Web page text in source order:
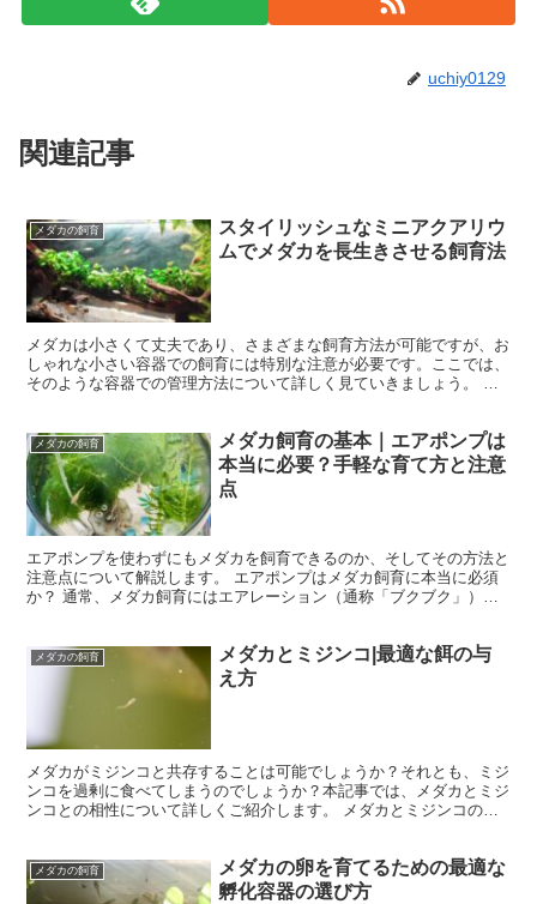
uchiy0129
関連記事
メダカの飼育
スタイリッシュなミニアクアリウ
ムでメダカを長生きさせる飼育法
メダカは小さくて丈夫であり、さまざまな飼育方法が可能ですが、お
しゃれな小さい容器での飼育には特別な注意が必要です。ここでは、
そのような容器での管理方法について詳しく見ていきましょう。 た
メダカの飼育
メダカ飼育の基本｜エアポンプは
本当に必要？手軽な育て方と注意
点
エアポンプを使わずにもメダカを飼育できるのか、そしてその方法と
注意点について解説します。 エアポンプはメダカ飼育に本当に必須
か？ 通常、メダカ飼育にはエアレーション（通称「ブクブク」）が
メダカの飼育
メダカとミジンコ|最適な餌の与
え方
メダカがミジンコと共存することは可能でしょうか？それとも、ミジ
ンコを過剰に食べてしまうのでしょうか？本記事では、メダカとミジ
ンコとの相性について詳しくご紹介します。 メダカとミジンコの共
メダカの飼育
メダカの卵を育てるための最適な
孵化容器の選び方